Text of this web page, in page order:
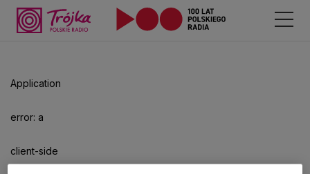
Application
error: a
client-side
aby
odtwarzać.